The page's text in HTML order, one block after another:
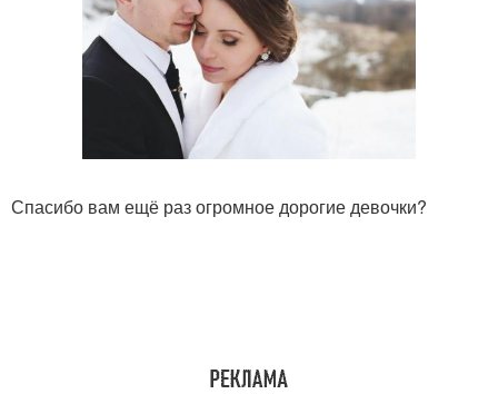
Спасибо вам ещё раз огромное дорогие девочки?